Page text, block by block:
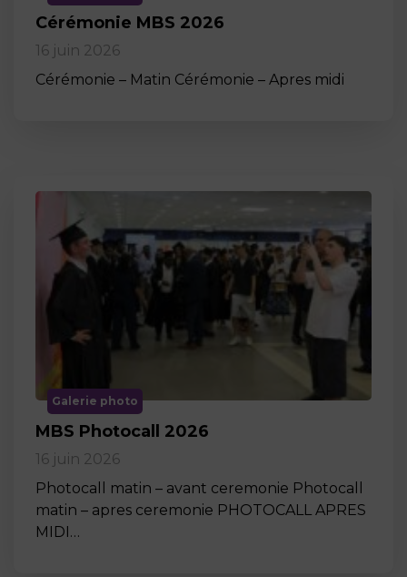
Cérémonie MBS 2026
16 juin 2026
Cérémonie – Matin Cérémonie – Apres midi
Galerie photo
MBS Photocall 2026
16 juin 2026
Photocall matin – avant ceremonie Photocall
matin – apres ceremonie PHOTOCALL APRES
MIDI…